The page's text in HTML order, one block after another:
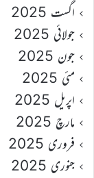
اگست 2025
جولائی 2025
جون 2025
مئی 2025
اپریل 2025
مارچ 2025
فروری 2025
جنوری 2025